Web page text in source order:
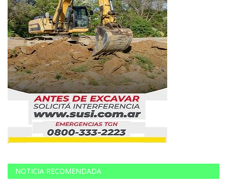
NOTICIA RECOMENDADA